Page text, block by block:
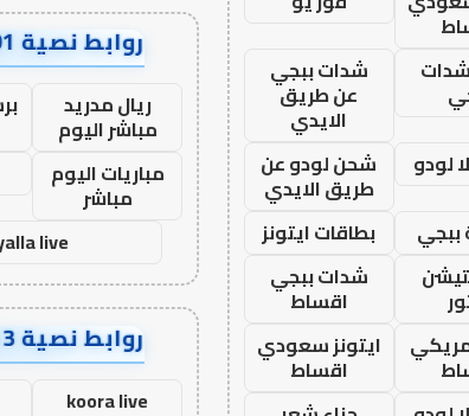
شدات ببجي
عن طريق
الايدي
لودو
شحن لودو عن
طريق الايدي
ببجي
بطاقات ايتونز
شدات ببجي
اقساط
ايتونز سعودي
اقساط
روابط نصية AA32801
ريال مدريد
مباشر اليوم
مباريات اليوم
مباشر
live
روابط نصية AA80513
koora live